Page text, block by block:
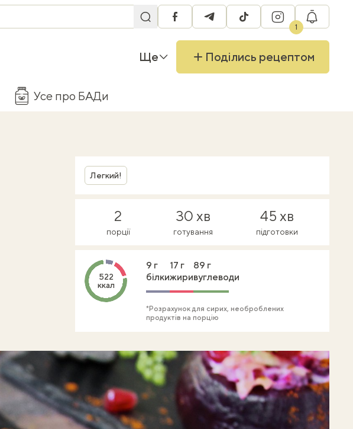
facebooktelegramtiktok instagram
1
Ще Поділись рецептом
Усе про БАДи
Легкий!
2
порції
30 хв
готування
45 хв
підготовки
522
ккал
9 г
білки
17 г
жири
89 г
вуглеводи
*Розрахунок для сирих, необроблених
продуктів на порцію